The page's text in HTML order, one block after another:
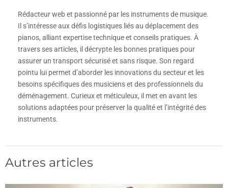
Rédacteur web et passionné par les instruments de musique.
Il s’intéresse aux défis logistiques liés au déplacement des
pianos, alliant expertise technique et conseils pratiques. À
travers ses articles, il décrypte les bonnes pratiques pour
assurer un transport sécurisé et sans risque. Son regard
pointu lui permet d’aborder les innovations du secteur et les
besoins spécifiques des musiciens et des professionnels du
déménagement. Curieux et méticuleux, il met en avant les
solutions adaptées pour préserver la qualité et l’intégrité des
instruments.
Autres articles